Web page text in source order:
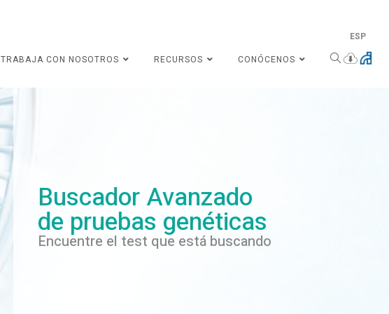
ESP
TRABAJA CON NOSOTROS RECURSOS CONÓCENOS
Buscador Avanzado
de pruebas genéticas
Encuentre el test que está buscando